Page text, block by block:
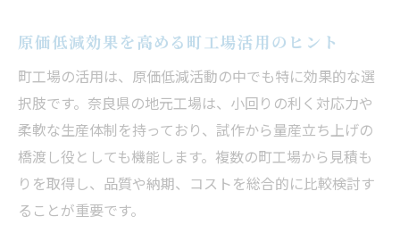
原価低減効果を高める町工場活用のヒント
町工場の活用は、原価低減活動の中でも特に効果的な選
択肢です。奈良県の地元工場は、小回りの利く対応力や
柔軟な生産体制を持っており、試作から量産立ち上げの
橋渡し役としても機能します。複数の町工場から見積も
りを取得し、品質や納期、コストを総合的に比較検討す
ることが重要です。